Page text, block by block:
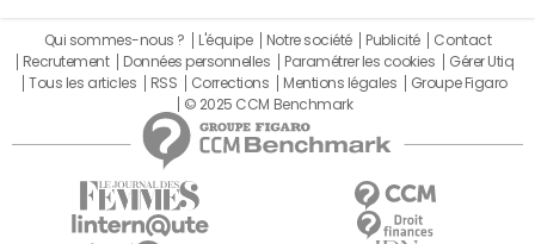
"Grâce aux offres groupées, la proportion de lecteurs
du print passés au digital a augmenté de 14%."
Les bundles nous servent à convertir les lecteurs de la
version imprimée de Welt au digital. Grâce aux offres
groupées, la proportion de lecteurs du print passés au
digital a augmenté de 14%. C'est donc une stratégie qui
nous permet de préparer l'avenir. Cela a en outre
Qui sommes-nous ? L'équipe Notre société Publicité
Contact
Recrutement
Données personnelles Paramétrer les cookies
Gérer Utiq
Tous les articles
RSS Corrections Mentions légales
Groupe Figaro
© 2025 CCM Benchmark